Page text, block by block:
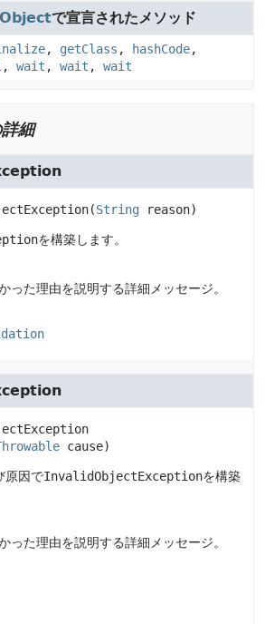
Objectで宣言されたメソッド
, getClass , hashCode,
, wait , wait , wait
細
(String reason)
を構築します。
った理由を説明する詳細メッセージ。
cause)
原因でInvalidObjectExceptionを構築
った理由を説明する詳細メッセージ。